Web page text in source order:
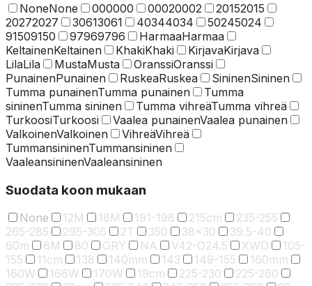
NoneNone 000000 00020002 20152015
20272027 30613061 40344034 50245024
91509150 97969796 HarmaaHarmaa
KeltainenKeltainen KhakiKhaki KirjavaKirjava
LilaLila MustaMusta OranssiOranssi
PunainenPunainen RuskeaRuskea SininenSininen
Tumma punainenTumma punainen
Tumma
sininenTumma sininen Tumma vihreäTumma vihreä
TurkoosiTurkoosi Vaalea punainenVaalea punainen
ValkoinenValkoinen VihreäVihreä
TummansininenTummansininen
VaaleansininenVaaleansininen
Suodata koon mukaan
None 12M 18M 191-198 215cm
235-255
265-285
295-305 2T 350 38x30
39.5-40
60m
6M 80 GRY NA V42-O24.5 XWD
105-
155
11cm 138 140mm 143 149-155
160mm
160W
166W 170W 19cm 225-230
225-260